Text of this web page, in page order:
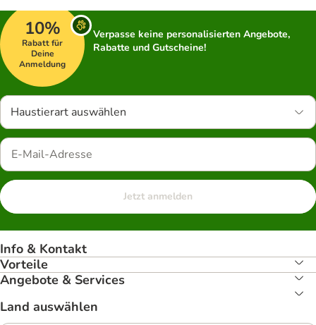
10%
Rabatt für
Deine
Anmeldung
Verpasse keine personalisierten Angebote,
Rabatte und Gutscheine!
Haustierart auswählen
Jetzt anmelden
Info & Kontakt
Vorteile
Angebote & Services
Land auswählen